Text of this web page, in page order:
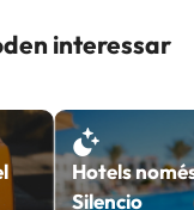
interessar
Hotels
Silencio